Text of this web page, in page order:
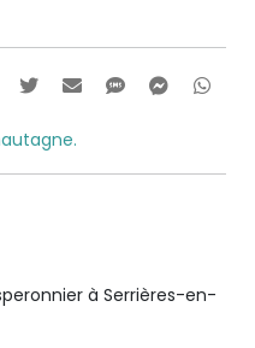
à Serrières-en-